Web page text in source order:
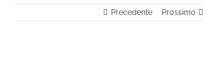
Precedente Prossimo